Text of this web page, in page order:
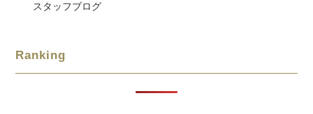
スタッフブログ
Ranking